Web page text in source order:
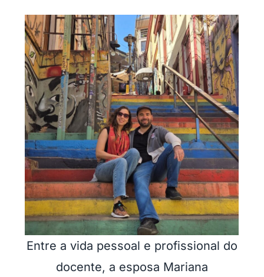
Entre a vida pessoal e profissional do
docente, a esposa Mariana